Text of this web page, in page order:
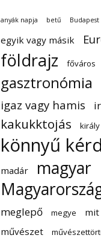
anyák napja betű Budapest
egyik vagy másik
földrajz főváros
gasztronómia
igaz vagy hamis
kakukktojás király
könnyű
madár
magyar
meglepő megye
művészet